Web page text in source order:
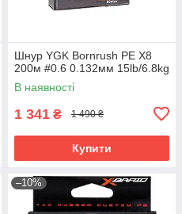
Шнур YGK Bornrush PE X8
200м #0.6 0.132мм 15lb/6.8kg
В наявності
1 341 ₴ 1 490 ₴
Купити
–10%